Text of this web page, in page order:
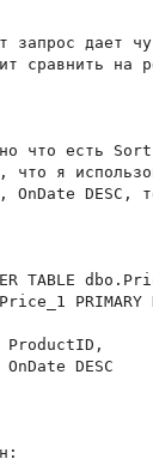
запрос дает
сравнить на
что есть
что я
OnDate DESC,
TABLE
PRIMARY
ProductID,
OnDate DESC